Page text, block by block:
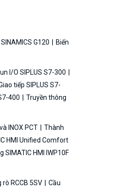
G120
Biến
I/O SIPLUS S7-300
tiếp SIPLUS S7-
400
Truyền thông
INOX PCT
Thành
HMI Unified Comfort
SIMATIC HMI IWP10F
RCCB 5SV
Cầu